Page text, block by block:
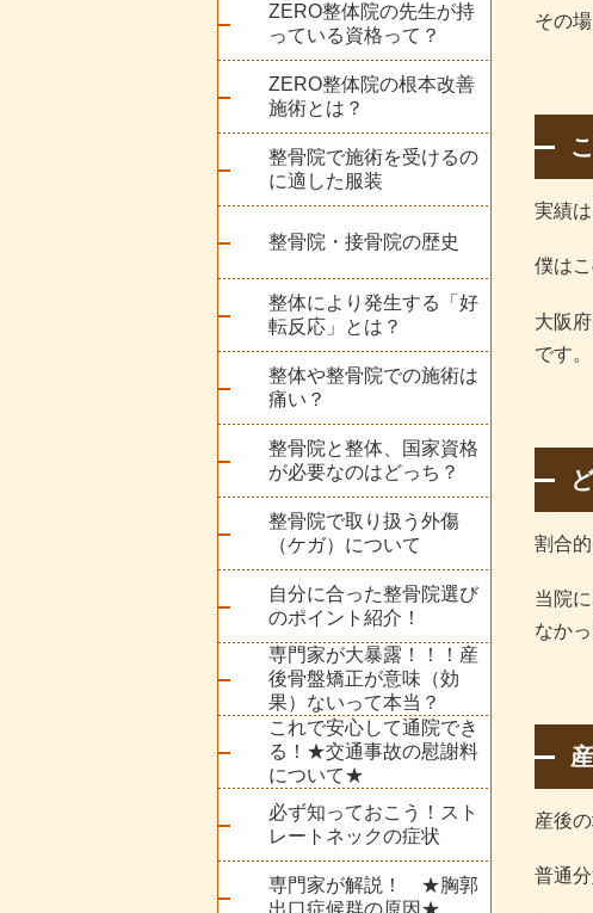
ZERO整体院の先生が持
っている資格って？
ZERO整体院の根本改善
施術とは？
整骨院で施術を受けるの
に適した服装
整骨院・接骨院の歴史
整体により発生する「好
転反応」とは？
整体や整骨院での施術は
痛い？
整骨院と整体、国家資格
が必要なのはどっち？
整骨院で取り扱う外傷
（ケガ）について
自分に合った整骨院選び
のポイント紹介！
専門家が大暴露！！！産
後骨盤矯正が意味（効
果）ないって本当？
これで安心して通院でき
る！★交通事故の慰謝料
について★
必ず知っておこう！スト
レートネックの症状
専門家が解説！ ★胸郭
出口症候群の原因★
その
実績
僕は
大阪
です。
割合
当院
なか
産後の
普通